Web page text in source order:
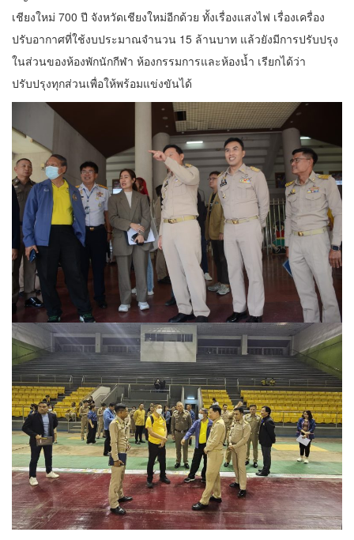
เชียงใหม่ 700 ปี จังหวัดเชียงใหม่อีกด้วย ทั้งเรื่องแสงไฟ เรื่องเครื่อง
ปรับอากาศที่ใช้งบประมาณจำนวน 15 ล้านบาท แล้วยังมีการปรับปรุง
ในส่วนของห้องพักนักกีฬา ห้องกรรมการและห้องน้ำ เรียกได้ว่า
ปรับปรุงทุกส่วนเพื่อให้พร้อมแข่งขันได้